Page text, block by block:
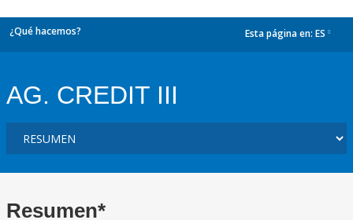
¿Qué hacemos? Esta página en: ES
AG. CREDIT III
Resumen*